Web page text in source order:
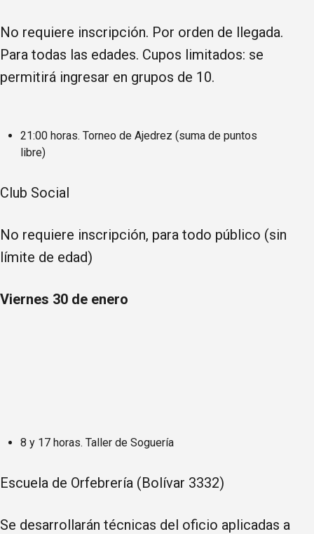
No requiere inscripción. Por orden de llegada.
Para todas las edades. Cupos limitados: se
permitirá ingresar en grupos de 10.
21:00 horas. Torneo de Ajedrez (suma de puntos
libre)
Club Social
No requiere inscripción, para todo público (sin
límite de edad)
Viernes 30 de enero
8 y 17 horas. Taller de Soguería
Escuela de Orfebrería (Bolívar 3332)
Se desarrollarán técnicas del oficio aplicadas a